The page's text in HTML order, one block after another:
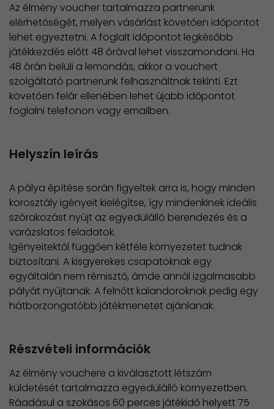
Az élmény voucher tartalmazza partnerünk
elérhetőségét, melyen vásárlást követően időpontot
lehet egyeztetni. A foglalt időpontot legkésőbb
játékkezdés előtt 48 órával lehet visszamondani. Ha
48 órán belüli a lemondás, akkor a vouchert
szolgáltató partnerünk felhasználtnak tekinti. Ezt
követően felár ellenében lehet újabb időpontot
foglalni telefonon vagy emailben.
Helyszín leírás
A pálya építése során figyeltek arra is, hogy minden
korosztály igényeit kielégítse, így mindenkinek ideális
szórakozást nyújt az egyedülálló berendezés és a
varázslatos feladatok.
Igényeitektől függően kétféle környezetet tudnak
biztosítani. A kisgyerekes csapatoknak egy
egyáltalán nem rémisztő, ámde annál izgalmasabb
pályát nyújtanak. A felnőtt kalandoroknak pedig egy
hátborzongatóbb játékmenetet ajánlanak.
Részvételi információk
Az élmény vouchere a kiválasztott létszám
küldetését tartalmazza egyedülálló környezetben.
Ráadásul a szokásos 60 perces játékidő helyett 75